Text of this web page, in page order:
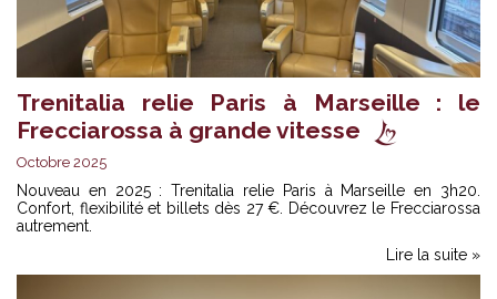
Trenitalia relie Paris à Marseille : le
Frecciarossa à grande vitesse
Octobre 2025
Nouveau en 2025 : Trenitalia relie Paris à Marseille en 3h20.
Confort, flexibilité et billets dès 27 €. Découvrez le Frecciarossa
autrement.
Lire la suite »